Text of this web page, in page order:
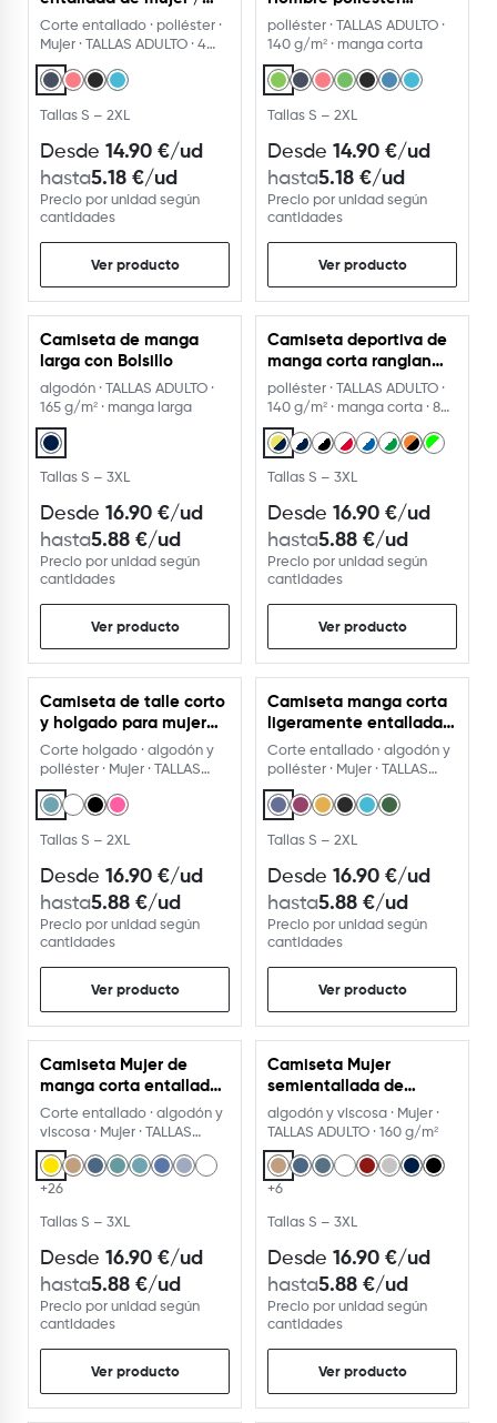
poliéster / manga corta
ranglán.
Corte entallado · poliéster ·
Mujer · TALLAS ADULTO · 4
colores
Tallas S – 2XL
Desde 14.90 €/ud
hasta5.18 €/ud
Precio por unidad según
cantidades
Ver producto
manga corta ranglan
poliéster · TALLAS ADULTO ·
140 g/m² · manga corta
Tallas S – 2XL
Desde 14.90 €/ud
hasta5.18 €/ud
Precio por unidad según
cantidades
Ver producto
Camiseta de manga
larga con Bolsillo
algodón · TALLAS ADULTO ·
165 g/m² · manga larga
Tallas S – 3XL
Desde 16.90 €/ud
hasta5.88 €/ud
Precio por unidad según
cantidades
Ver producto
Camiseta deportiva de
manga corta ranglan
Bicolor
poliéster · TALLAS ADULTO ·
140 g/m² · manga corta · 8
colores
Tallas S – 3XL
Desde 16.90 €/ud
hasta5.88 €/ud
Precio por unidad según
cantidades
Ver producto
Camiseta de talle corto
y holgado para mujer
con manga corta
Corte holgado · algodón y
poliéster · Mujer · TALLAS
ADULTO
Tallas S – 2XL
Desde 16.90 €/ud
hasta5.88 €/ud
Precio por unidad según
cantidades
Ver producto
Camiseta manga corta
ligeramente entallada
con acabado vigoré
Corte entallado · algodón y
poliéster · Mujer · TALLAS
ADULTO · 6 colores
Tallas S – 2XL
Desde 16.90 €/ud
hasta5.88 €/ud
Precio por unidad según
cantidades
Ver producto
Camiseta Mujer de
manga corta entallada
170 g
Corte entallado · algodón y
viscosa · Mujer · TALLAS
ADULTO
+26
Tallas S – 3XL
Desde 16.90 €/ud
hasta5.88 €/ud
Precio por unidad según
cantidades
Ver producto
Camiseta Mujer
semientallada de
manga larga
algodón y viscosa · Mujer ·
TALLAS ADULTO · 160 g/m²
+6
Tallas S – 3XL
Desde 16.90 €/ud
hasta5.88 €/ud
Precio por unidad según
cantidades
Ver producto